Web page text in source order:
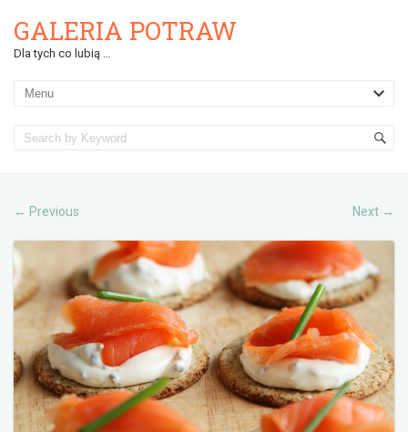
GALERIA POTRAW
Dla tych co lubią …
← Previous Next →